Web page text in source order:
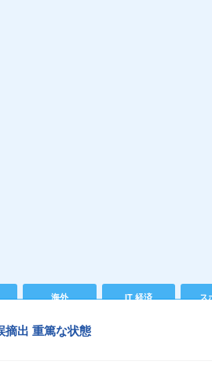
海外 IT 経済 ス
摘出 重篤な状態